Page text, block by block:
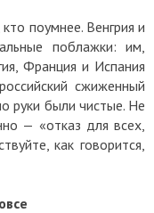
поумнее. Венгрия и
поблажки: им,
Франция и Испания
сжиженный
руки были чистые. Не
— «отказ для всех,
как говорится,